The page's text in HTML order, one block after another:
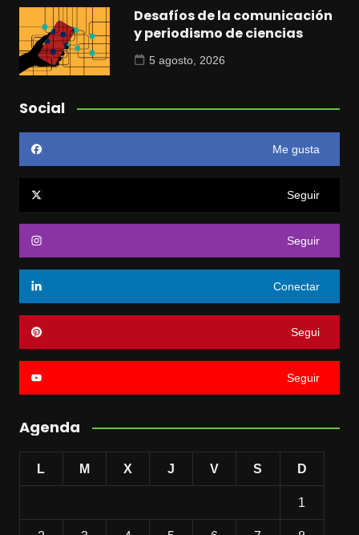
Desafíos de la comunicación
y periodismo de ciencias
5 agosto, 2026
Social
Me gusta
Seguir
Seguir
Conectar
Segui
Seguir
Agenda
L M X J V S D
1